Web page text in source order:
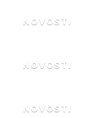
NOVOSTI
NOVOSTI
NOVOSTI